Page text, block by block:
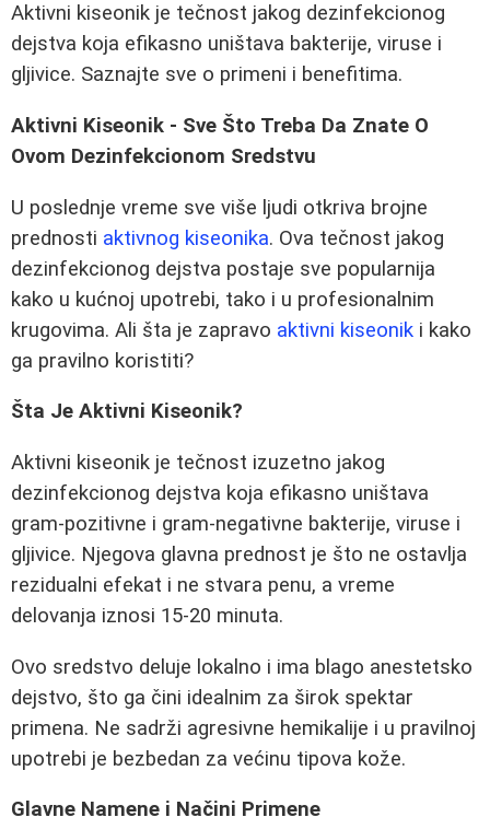
Aktivni kiseonik je tečnost jakog dezinfekcionog
dejstva koja efikasno uništava bakterije, viruse i
gljivice. Saznajte sve o primeni i benefitima.
Aktivni Kiseonik - Sve Što Treba Da Znate O
Ovom Dezinfekcionom Sredstvu
U poslednje vreme sve više ljudi otkriva brojne
prednosti aktivnog kiseonika. Ova tečnost jakog
dezinfekcionog dejstva postaje sve popularnija
kako u kućnoj upotrebi, tako i u profesionalnim
krugovima. Ali šta je zapravo aktivni kiseonik i kako
ga pravilno koristiti?
Šta Je Aktivni Kiseonik?
Aktivni kiseonik je tečnost izuzetno jakog
dezinfekcionog dejstva koja efikasno uništava
gram-pozitivne i gram-negativne bakterije, viruse i
gljivice. Njegova glavna prednost je što ne ostavlja
rezidualni efekat i ne stvara penu, a vreme
delovanja iznosi 15-20 minuta.
Ovo sredstvo deluje lokalno i ima blago anestetsko
dejstvo, što ga čini idealnim za širok spektar
primena. Ne sadrži agresivne hemikalije i u pravilnoj
upotrebi je bezbedan za većinu tipova kože.
Glavne Namene i Načini Primene